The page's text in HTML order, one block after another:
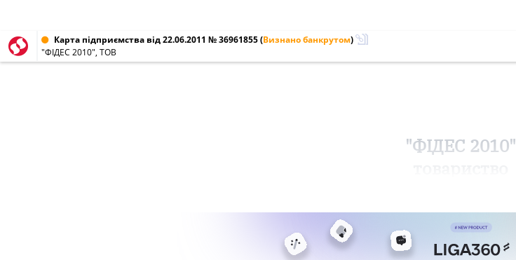
Карта підприємства від 22.06.2011 № 36961855(Визнано банкрутом)
"ФІДЕС 2010", ТОВ
"ФІДЕС 2010"